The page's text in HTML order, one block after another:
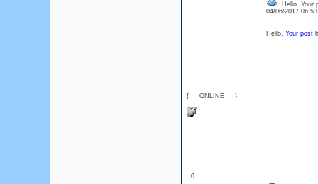
{___ONLINE___}
Hello. Your
04/06/2017
Hello. Your post
: 0